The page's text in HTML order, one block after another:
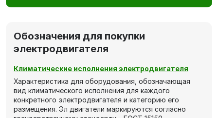
Обозначения для покупки
электродвигателя
Климатические исполнения электродвигателя
Характеристика для оборудования, обозначающая
вид климатического исполнения для каждого
конкретного электродвигателя и категорию его
размещения. Эл двигатели маркируются согласно